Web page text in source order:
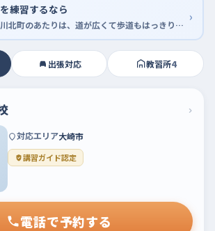
練習するなら
古川大宮から古川北町のあたりは、道が広くて歩道もはっきり分かれている ›
出張対応 教習所4
›
対応エリア大崎市
講習ガイド認定
電話で予約する